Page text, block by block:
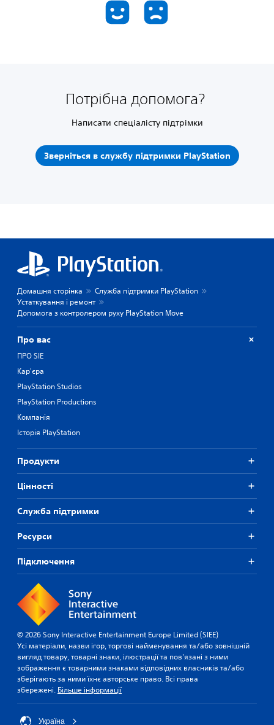
Потрібна допомога?
Написати спеціалісту підтрімки
Зверніться в службу підтримки PlayStation
Домашня сторінка
Служба підтримки PlayStation
Устаткування і ремонт
Допомога з контролером руху PlayStation Move
Про вас
ПРО SIE
Кар'єра
PlayStation Studios
PlayStation Productions
Компанія
Історія PlayStation
Продукти
Цiнностi
Служба підтримки
Ресурси
Підключення
© 2026 Sony Interactive Entertainment Europe Limited (SIEE)
Усі матеріали, назви ігор, торгові найменування та/або зовнішній
вигляд товару, товарні знаки, ілюстрації та пов'язані з ними
зображення є товарними знаками відповідних власників та/або
зберігають за ними їхнє авторське право. Всі права
збережені. Більше інформації
Україна